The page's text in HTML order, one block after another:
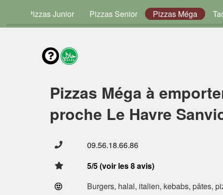
Pizzas Junior Pizzas Senior Pizzas Méga
Pizzas Méga à
proche Le Havre
09.56.18.66.86
5/5 (voir les 8 avis)
Burgers, halal, italien, kebabs, pâtes,